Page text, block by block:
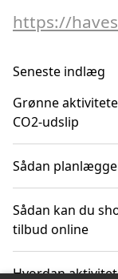
https://
Seneste indlæg
Grønne
CO2-udslip
Sådan
Sådan kan du
tilbud online
Hvordan